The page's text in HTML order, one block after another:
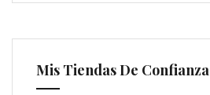
Mis Tiendas De Confianza